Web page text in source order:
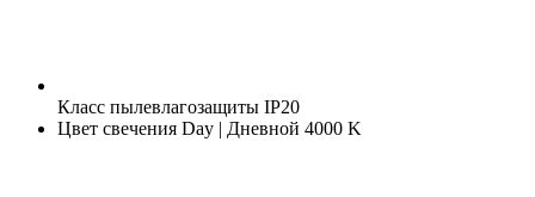
Класс пылевлагозащиты IP20
Цвет свечения Day | Дневной 4000 K